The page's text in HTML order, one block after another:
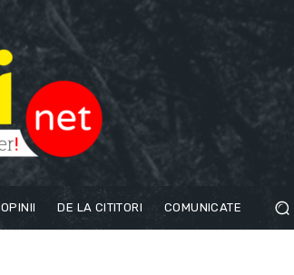
OPINII DE LA CITITORI COMUNICATE